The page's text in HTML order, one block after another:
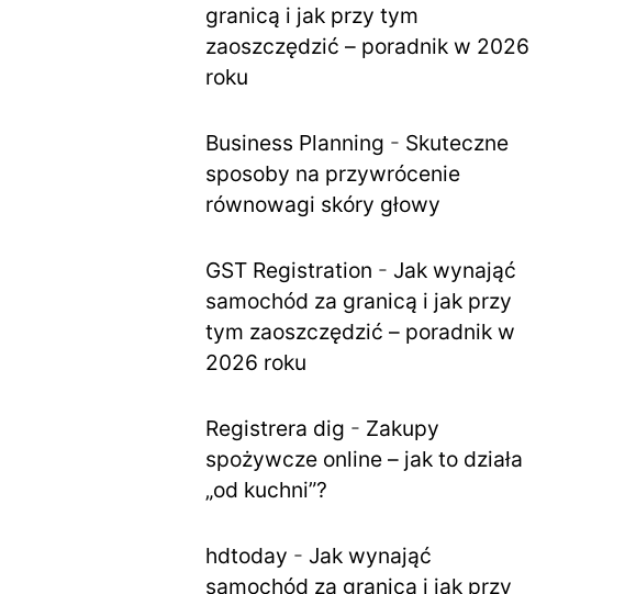
granicą i jak przy tym
zaoszczędzić – poradnik w 2026
roku
Business Planning - Skuteczne
sposoby na przywrócenie
równowagi skóry głowy
GST Registration - Jak wynająć
samochód za granicą i jak przy
tym zaoszczędzić – poradnik w
2026 roku
Registrera dig - Zakupy
spożywcze online – jak to działa
„od kuchni”?
hdtoday - Jak wynająć
samochód za granicą i jak przy